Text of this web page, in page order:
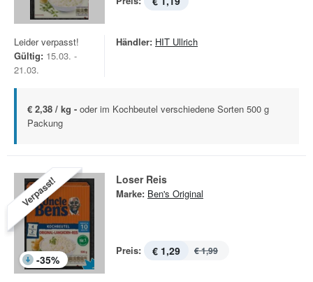
Leider verpasst!
Gültig: 15.03. -
21.03.
Händler: HIT Ullrich
€ 2,38 / kg - oder im Kochbeutel verschiedene Sorten 500 g
Packung
Verpasst!
-35%
Loser Reis
Marke: Ben's Original
Preis: € 1,29 € 1,99